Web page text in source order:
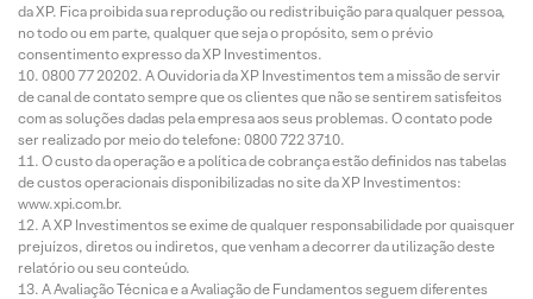
da XP. Fica proibida sua reprodução ou redistribuição para qualquer pessoa,
no todo ou em parte, qualquer que seja o propósito, sem o prévio
consentimento expresso da XP Investimentos.
0800 77 20202. A Ouvidoria da XP Investimentos tem a missão de servir
de canal de contato sempre que os clientes que não se sentirem satisfeitos
com as soluções dadas pela empresa aos seus problemas. O contato pode
ser realizado por meio do telefone: 0800 722 3710.
O custo da operação e a política de cobrança estão definidos nas tabelas
de custos operacionais disponibilizadas no site da XP Investimentos:
www.xpi.com.br.
A XP Investimentos se exime de qualquer responsabilidade por quaisquer
prejuízos, diretos ou indiretos, que venham a decorrer da utilização deste
relatório ou seu conteúdo.
A Avaliação Técnica e a Avaliação de Fundamentos seguem diferentes